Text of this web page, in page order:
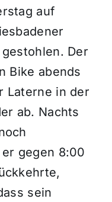
auf
Der
Bike abends
Laterne in der
ab. Nachts
gegen 8:00
sein